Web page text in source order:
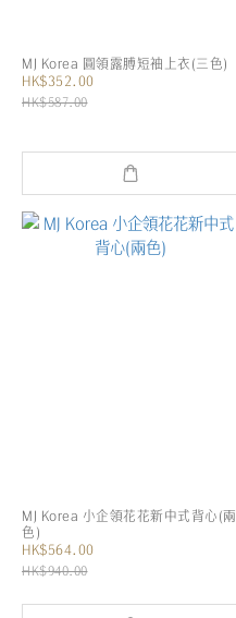
MJ Korea 圓領露膊短袖上衣(三色)
HK$352.00
HK$587.00
MJ Korea 小企領花花新中式背心(兩
色)
HK$564.00
HK$940.00